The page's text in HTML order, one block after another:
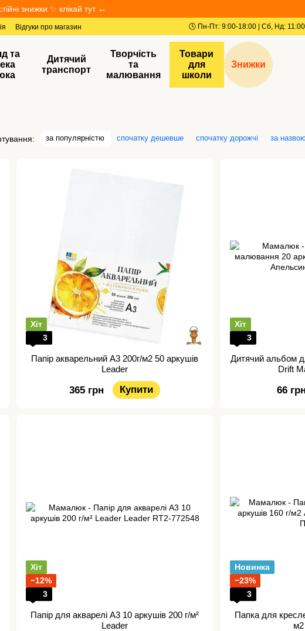
знижки ✨ клікай тут ←
Відгуки про магазин
та
Дитячий
транспорт
Творчість
та
малювання
Товари
для
школи
Знижки
за популярністю спочатку дешевше спочатку дорожчі за
Хіт
3
Папір акварельний А3 200г/м2 50 аркушів
Leader
365 грн Купити
Хіт
3
Дитячий альбом
Drift
66 грн
Хіт
−12%
3
Папір для акварелі А3 10 аркушів 200 г/м²
Leader
Новинка
−23%
3
Папка для